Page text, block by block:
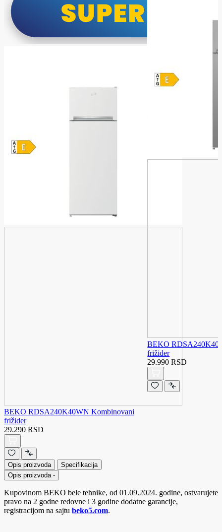
BEKO RDSA240K40WN Kombinovani
frižider
29.290 RSD
BEKO
frižider
29.990 RSD
Opis proizvoda
Specifikacija
Opis proizvoda -
Kupovinom BEKO bele tehnike, od 01.09.2024. godine, ostvarujete
pravo na 2 godne redovne i 3 godine dodatne garancije,
registracijom na sajtu beko5.com.